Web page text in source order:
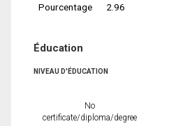
Pourcentage
2.96
Éducation
NIVEAU D'ÉDUCATION
No
certificate/diploma/degree